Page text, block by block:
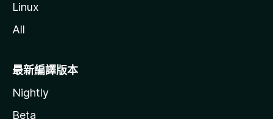
Linux
All
最新編譯版本
Nightly
Beta